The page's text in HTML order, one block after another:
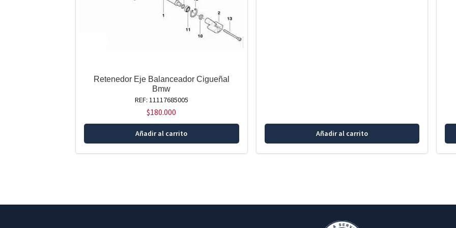
Retenedor Eje Balanceador Cigueñal
Bmw
REF: 11117685005
$180.000
Añadir al carrito Añadir al carrito